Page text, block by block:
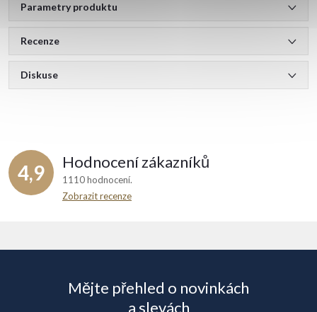
Parametry produktu
Recenze
Diskuse
4,9 Hodnocení zákazníků
1110 hodnocení
Zobrazit recenze
Mějte přehled o novinkách
a slevách